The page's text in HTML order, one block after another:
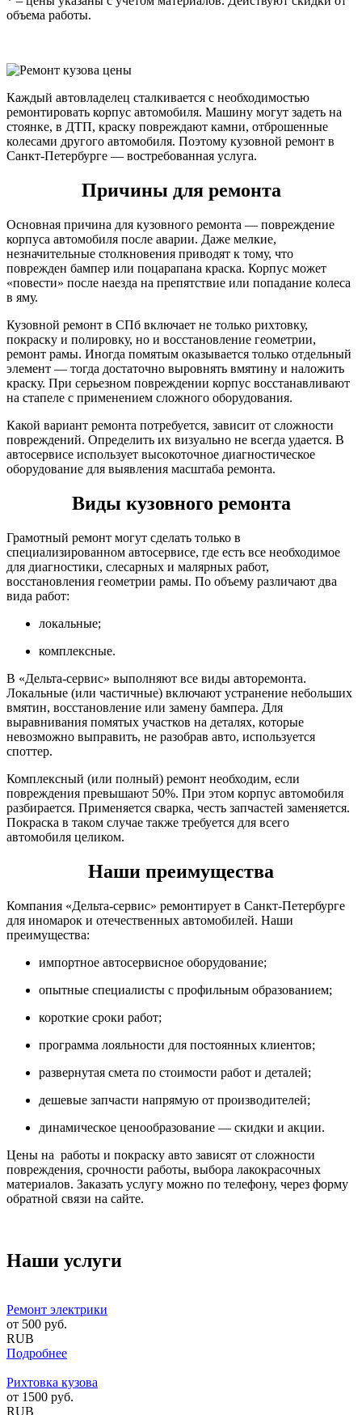
объема работы.
Каждый автовладелец сталкивается с необходимостью
ремонтировать корпус автомобиля. Машину могут задеть на
стоянке, в ДТП, краску повреждают камни, отброшенные
колесами другого автомобиля. Поэтому кузовной ремонт в
Санкт-Петербурге — востребованная услуга.
Причины для ремонта
Основная причина для кузовного ремонта — повреждение
корпуса автомобиля после аварии. Даже мелкие,
незначительные столкновения приводят к тому, что
поврежден бампер или поцарапана краска. Корпус может
«повести» после наезда на препятствие или попадание колеса
в яму.
Кузовной ремонт в СПб включает не только рихтовку,
покраску и полировку, но и восстановление геометрии,
ремонт рамы. Иногда помятым оказывается только отдельный
элемент — тогда достаточно выровнять вмятину и наложить
краску. При серьезном повреждении корпус восстанавливают
на стапеле с применением сложного оборудования.
Какой вариант ремонта потребуется, зависит от сложности
повреждений. Определить их визуально не всегда удается. В
автосервисе использует высокоточное диагностическое
оборудование для выявления масштаба ремонта.
Виды кузовного ремонта
Грамотный ремонт могут сделать только в
специализированном автосервисе, где есть все необходимое
для диагностики, слесарных и малярных работ,
восстановления геометрии рамы. По объему различают два
вида работ:
локальные;
комплексные.
В «Дельта-сервис» выполняют все виды авторемонта.
Локальные (или частичные) включают устранение небольших
вмятин, восстановление или замену бампера. Для
выравнивания помятых участков на деталях, которые
невозможно выправить, не разобрав авто, используется
споттер.
Комплексный (или полный) ремонт необходим, если
повреждения превышают 50%. При этом корпус автомобиля
разбирается. Применяется сварка, честь запчастей заменяется.
Покраска в таком случае также требуется для всего
автомобиля целиком.
Наши преимущества
Компания «Дельта-сервис» ремонтирует в Санкт-Петербурге
для иномарок и отечественных автомобилей. Наши
преимущества:
импортное автосервисное оборудование;
опытные специалисты с профильным образованием;
короткие сроки работ;
программа лояльности для постоянных клиентов;
развернутая смета по стоимости работ и деталей;
дешевые запчасти напрямую от производителей;
динамическое ценообразование — скидки и акции.
Цены на работы и покраску авто зависят от сложности
повреждения, срочности работы, выбора лакокрасочных
материалов. Заказать услугу можно по телефону, через форму
обратной связи на сайте.
Наши услуги
Ремонт электрики
от 500 руб.
RUB
Подробнее
Рихтовка кузова
от 1500 руб.
RUB